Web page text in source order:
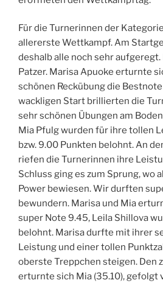
Für die Turnerinnen der
allererste Wettkampf. Am
deshalb alle noch sehr aufgeregt.
Patzer. Marisa Apuoke erturnte
schönen Reckübung die
wackligen Start brillierten die
sehr schönen Übungen am
Mia Pfulg wurden für ihre tollen
bzw. 9.00 Punkten belohnt. An
riefen die Turnerinnen ihre
Schluss ging es zum Sprung, wo
Power bewiesen. Wir durften
bewundern. Marisa und Mia
super Note 9.45, Leila Shillova
belohnt. Marisa durfte mit ihrer
Leistung und einer tollen
oberste Treppchen steigen. Den
erturnte sich Mia (35.10), gefolgt